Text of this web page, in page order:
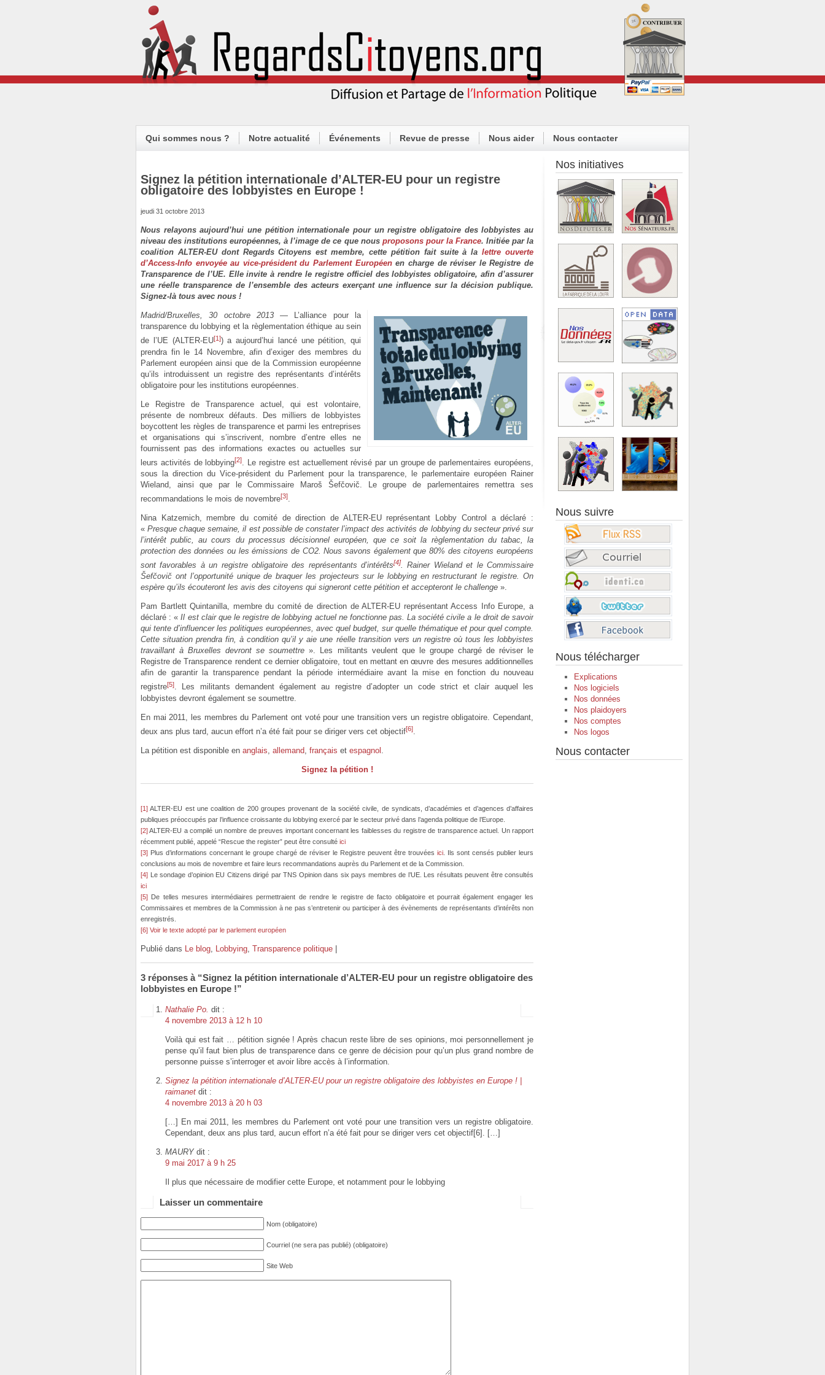
Qui sommes nous ? Notre actualité Événements Revue de presse Nous aider Nous contacter
Signez la pétition internationale d’ALTER-EU pour un registre
obligatoire des lobbyistes en Europe !
jeudi 31 octobre 2013
Nous relayons aujourd’hui une pétition internationale pour un registre obligatoire des lobbyistes au
niveau des institutions européennes, à l’image de ce que nous proposons pour la France. Initiée par la
coalition ALTER-EU dont Regards Citoyens est membre, cette pétition fait suite à lalettre ouverte
d’Access-Info envoyée au vice-président du Parlement Européenen charge de réviser le Registre de
Transparence de l’UE. Elle invite à rendre le registre officiel des lobbyistes obligatoire, afin d’assurer
une réelle transparence de l’ensemble des acteurs exerçant une influence sur la décision publique.
Signez-là tous avec nous !
Madrid/Bruxelles, 30 octobre 2013— L’alliance pour la
transparence du lobbying et la règlementation éthique au sein
de l’UE (ALTER-EU[1]) a aujourd’hui lancé une pétition, qui
prendra fin le 14 Novembre, afin d’exiger des membres du
Parlement européen ainsi que de la Commission européenne
qu’ils introduissent un registre des représentants d’intérêts
obligatoire pour les institutions européennes.
Le Registre de Transparence actuel, qui est volontaire,
présente de nombreux défauts. Des milliers de lobbyistes
boycottent les règles de transparence et parmi les entreprises
et organisations qui s’inscrivent, nombre d’entre elles ne
fournissent pas des informations exactes ou actuelles sur
leurs activités de lobbying[2]
. Le registre est actuellement révisé par un groupe de parlementaires européens,
sous la direction du Vice-président du Parlement pour la transparence, le parlementaire européen Rainer
Wieland, ainsi que par le Commissaire Maroš Šefčovič. Le groupe de parlementaires remettra ses
recommandations le mois de novembre[3].
Nina Katzemich, membre du comité de direction de ALTER-EU représentant Lobby Control a déclaré :
«Presque chaque semaine, il est possible de constater l’impact des activités de lobbying du secteur privé sur
l’intérêt public, au cours du processus décisionnel européen, que ce soit la règlementation du tabac, la
protection des données ou les émissions de CO2. Nous savons également que 80% des citoyens européens
sont favorables à un registre obligatoire des représentants d’intérêts[4]. Rainer Wieland et le Commissaire
Šefčovič ont l’opportunité unique de braquer les projecteurs sur le lobbying en restructurant le registre. On
espère qu’ils écouteront les avis des citoyens qui signeront cette pétition et accepteront le challenge ».
Pam Bartlett Quintanilla, membre du comité de direction de ALTER-EU représentant Access Info Europe, a
déclaré : «Il est clair que le registre de lobbying actuel ne fonctionne pas. La société civile a le droit de savoir
qui tente d’influencer les politiques européennes, avec quel budget, sur quelle thématique et pour quel compte.
Cette situation prendra fin, à condition qu’il y aie une réelle transition vers un registre où tous les lobbyistes
travaillant à Bruxelles devront se soumettre ». Les militants veulent que le groupe chargé de réviser le
Registre de Transparence rendent ce dernier obligatoire, tout en mettant en œuvre des mesures additionnelles
afin de garantir la transparence pendant la période intermédiaire avant la mise en fonction du nouveau
registre[5]. Les militants demandent également au registre d’adopter un code strict et clair auquel les
lobbyistes devront également se soumettre.
En mai 2011, les membres du Parlement ont voté pour une transition vers un registre obligatoire. Cependant,
deux ans plus tard, aucun effort n’a été fait pour se diriger vers cet objectif[6].
La pétition est disponible en anglais, allemand, français et espagnol .
Signez la pétition !
[1] ALTER-EU est une coalition de 200 groupes provenant de la société civile, de syndicats, d’académies et d’agences d’affaires
publiques préoccupés par l’influence croissante du lobbying exercé par le secteur privé dans l’agenda politique de l’Europe.
[2]ALTER-EU a compilé un nombre de preuves important concernant les faiblesses du registre de transparence actuel. Un rapport
récemment publié, appelé “Rescue the register” peut être consulté ici
[3] Plus d’informations concernant le groupe chargé de réviser le Registre peuvent être trouvées ici . Ils sont censés publier leurs
conclusions au mois de novembre et faire leurs recommandations auprès du Parlement et de la Commission.
[4] Le sondage d’opinion EU Citizens dirigé par TNS Opinion dans six pays membres de l’UE. Les résultats peuvent être consultés
ici
[5] De telles mesures intermédiaires permettraient de rendre le registre de facto obligatoire et pourrait également engager les
Commissaires et membres de la Commission à ne pas s’entretenir ou participer à des évènements de représentants d’intérêts non
enregistrés.
[6] Voir le texte adopté par le parlement européen
Publié dans Le blog, Lobbying, Transparence politique
3 réponses à “Signez la pétition internationale d’ALTER-EU pour un registre obligatoire des
lobbyistes en Europe !”
Nathalie Po. dit :
4 novembre 2013 à 12 h 10
Voilà qui est fait … pétition signée ! Après chacun reste libre de ses opinions, moi personnellement je
pense qu’il faut bien plus de transparence dans ce genre de décision pour qu’un plus grand nombre de
personne puisse s’interroger et avoir libre accès à l’information.
Signez la pétition internationale d’ALTER-EU pour un registre obligatoire des lobbyistes en Europe ! |
raimanet dit :
4 novembre 2013 à 20 h 03
[…] En mai 2011, les membres du Parlement ont voté pour une transition vers un registre obligatoire.
Cependant, deux ans plus tard, aucun effort n’a été fait pour se diriger vers cet objectif[6]. […]
MAURY dit :
9 mai 2017 à 9 h 25
Il plus que nécessaire de modifier cette Europe, et notamment pour le lobbying
Laisser un commentaire
Nom (obligatoire)
Courriel (ne sera pas publié) (obligatoire)
Site Web
Nos initiatives
Nous suivre
Nous télécharger
Explications
Nos logiciels
Nos données
Nos plaidoyers
Nos comptes
Nos logos
Nous contacter